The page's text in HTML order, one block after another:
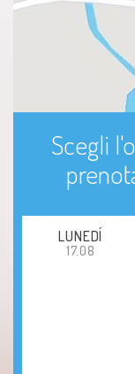
Scegli
LUNEDÍ
17.08